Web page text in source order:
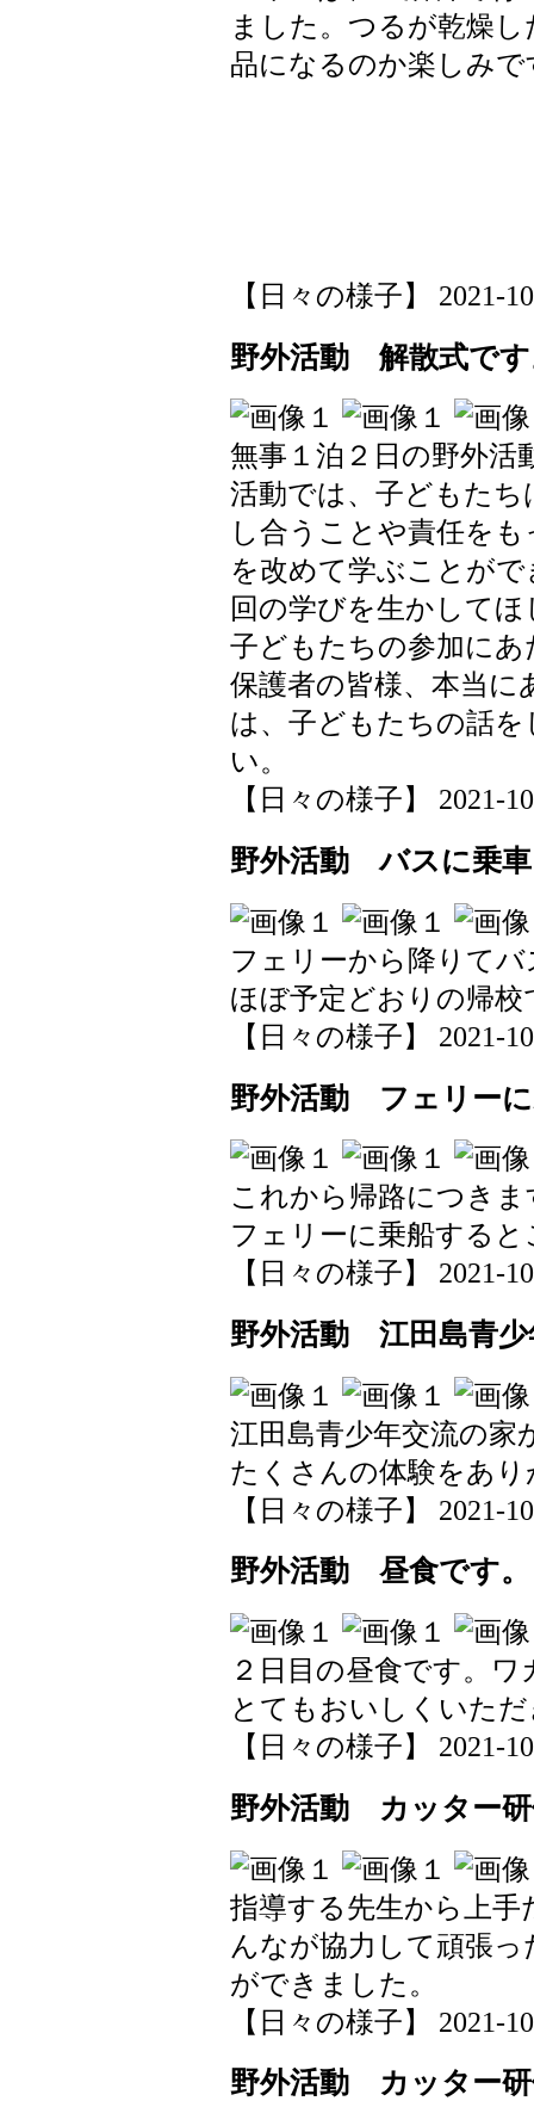
ました。つるが乾燥
品になるのか楽しみで
【日々の様子】 2021-
野外活動 解散式で
無事１泊２日の野外活
活動では、子どもた
し合うことや責任を
を改めて学ぶことが
回の学びを生かして
子どもたちの参加に
保護者の皆様、本当
は、子どもたちの話
い。
【日々の様子】 2021-
野外活動 バスに乗
フェリーから降りて
ほぼ予定どおりの帰校
【日々の様子】 2021-
野外活動 フェリー
これから帰路につき
フェリーに乗船する
【日々の様子】 2021-
野外活動 江田島青少
江田島青少年交流の家
たくさんの体験をあ
【日々の様子】 2021-
野外活動 昼食です。
２日目の昼食です。
とてもおいしくいた
【日々の様子】 2021-
野外活動 カッター
指導する先生から上
んなが協力して頑張
ができました。
【日々の様子】 2021-
野外活動 カッター